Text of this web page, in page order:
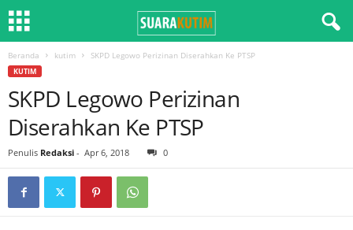
Beranda kutim SKPD Legowo Perizinan Diserahkan Ke PTSP
KUTIM
SKPD Legowo Perizinan
Diserahkan Ke PTSP
Penulis Redaksi - Apr 6, 2018 0